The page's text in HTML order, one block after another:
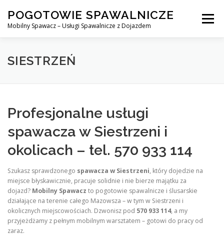
content
POGOTOWIE SPAWALNICZE
Mobilny Spawacz – Usługi Spawalnicze z Dojazdem
Menu
MOBILNY SPAWACZ
KONTAKT
SIESTRZEŃ
Profesjonalne usługi
spawacza w Siestrzeni i
okolicach – tel. 570 933 114
Szukasz sprawdzonego spawacza w Siestrzeni, który dojedzie na
miejsce błyskawicznie, pracuje solidnie i nie bierze majątku za
dojazd? Mobilny Spawacz to pogotowie spawalnicze i ślusarskie
działające na terenie całego Mazowsza – w tym w Siestrzeni i
okolicznych miejscowościach. Dzwonisz pod 570 933 114, a my
przyjeżdżamy z pełnym mobilnym warsztatem – gotowi do pracy od
zaraz.